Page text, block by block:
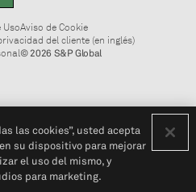
UsoAviso de Cookie
del cliente (en inglés)
© 2026 S&P Global
las cookies”, usted acepta
su dispositivo para mejorar
el uso del mismo, y
para marketing.